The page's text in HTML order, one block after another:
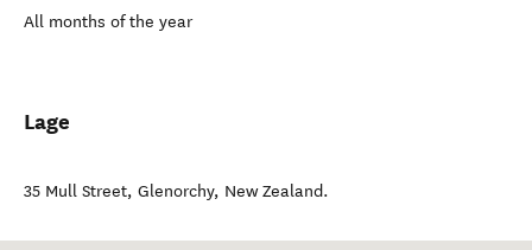
All months of the year
Lage
35 Mull Street, Glenorchy, New Zealand.